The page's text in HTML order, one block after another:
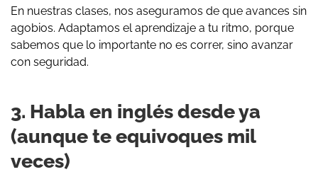
En nuestras clases, nos aseguramos de que avances sin
agobios. Adaptamos el aprendizaje a tu ritmo, porque
sabemos que lo importante no es correr, sino avanzar
con seguridad.
3. Habla en inglés desde ya
(aunque te equivoques mil
veces)